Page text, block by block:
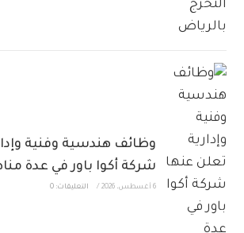
وظائف هندسية وفنية
شركة أكوا باور في عدة
6 أغسطس، 2026 / التعليقات: 0